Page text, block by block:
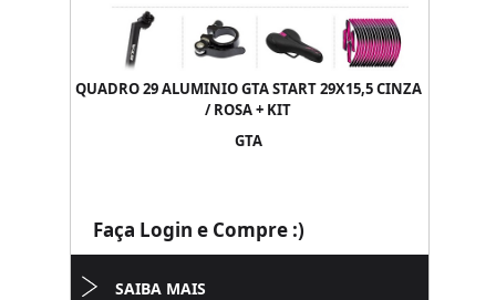
QUADRO 29 ALUMINIO GTA START 29X15,5 CINZA
/ ROSA + KIT
GTA
Faça Login e Compre :)
SAIBA MAIS